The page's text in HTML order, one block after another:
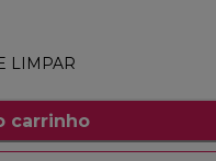
LIMPAR
carrinho